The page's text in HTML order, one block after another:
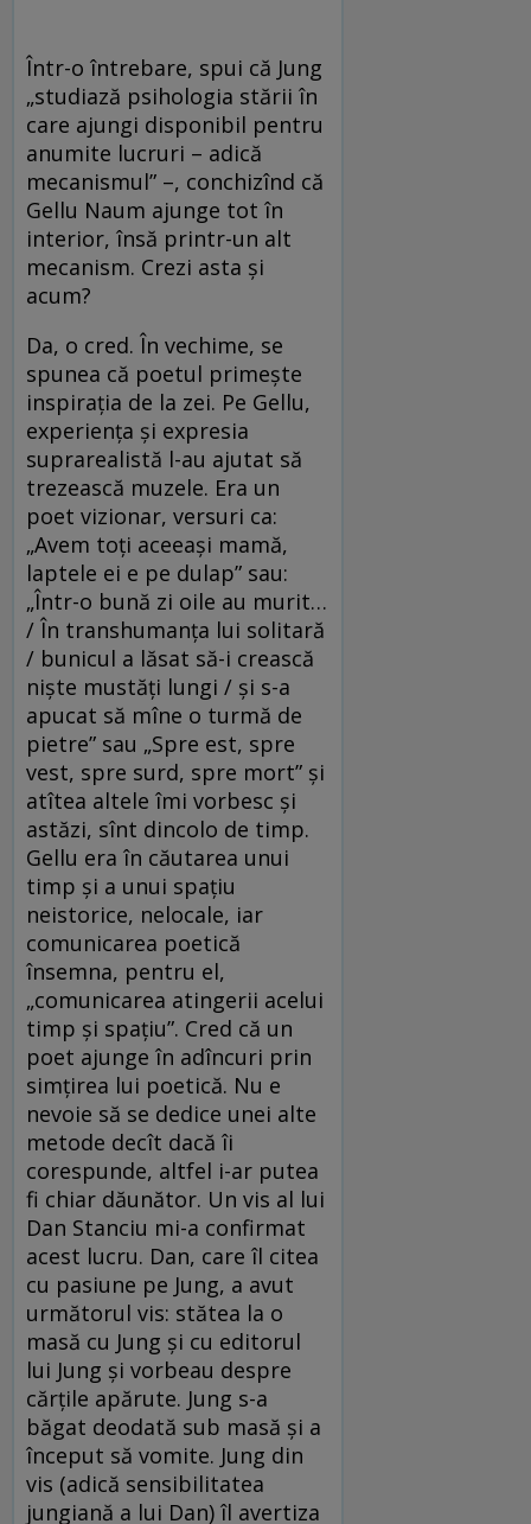
Într-o întrebare, spui că Jung
„studiază psihologia stării în
care ajungi disponibil pentru
anumite lucruri – adică
mecanismul” –, conchizînd că
Gellu Naum ajunge tot în
interior, însă printr-un alt
mecanism. Crezi asta și
acum?
Da, o cred. În vechime, se
spunea că poetul primeşte
inspiraţia de la zei. Pe Gellu,
experienţa şi expresia
suprarealistă l-au ajutat să
trezească muzele. Era un
poet vizionar, versuri ca:
„Avem toţi aceeaşi mamă,
laptele ei e pe dulap” sau:
„Într-o bună zi oile au murit…
/ În transhumanţa lui solitară
/ bunicul a lăsat să-i crească
nişte mustăţi lungi / şi s-a
apucat să mîne o turmă de
pietre” sau „Spre est, spre
vest, spre surd, spre mort” şi
atîtea altele îmi vorbesc şi
astăzi, sînt dincolo de timp.
Gellu era în căutarea unui
timp şi a unui spaţiu
neistorice, nelocale, iar
comunicarea poetică
însemna, pentru el,
„comunicarea atingerii acelui
timp şi spaţiu”. Cred că un
poet ajunge în adîncuri prin
simţirea lui poetică. Nu e
nevoie să se dedice unei alte
metode decît dacă îi
corespunde, altfel i-ar putea
fi chiar dăunător. Un vis al lui
Dan Stanciu mi-a confirmat
acest lucru. Dan, care îl citea
cu pasiune pe Jung, a avut
următorul vis: stătea la o
masă cu Jung şi cu editorul
lui Jung şi vorbeau despre
cărţile apărute. Jung s-a
băgat deodată sub masă şi a
început să vomite. Jung din
vis (adică sensibilitatea
jungiană a lui Dan) îl avertiza